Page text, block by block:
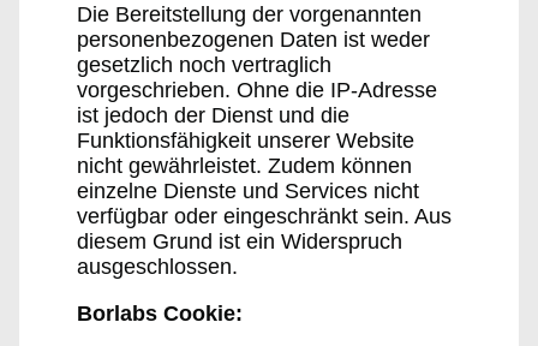
Die Bereitstellung der vorgenannten
personenbezogenen Daten ist weder
gesetzlich noch vertraglich
vorgeschrieben. Ohne die IP-Adresse
ist jedoch der Dienst und die
Funktionsfähigkeit unserer Website
nicht gewährleistet. Zudem können
einzelne Dienste und Services nicht
verfügbar oder eingeschränkt sein. Aus
diesem Grund ist ein Widerspruch
ausgeschlossen.
Borlabs Cookie: